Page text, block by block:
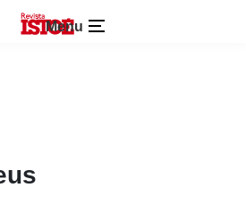
Menu